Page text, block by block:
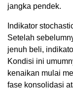
jangka pendek.
Indikator
Setelah
jenuh beli,
Kondisi ini
kenaikan mulai
fase konsolidasi